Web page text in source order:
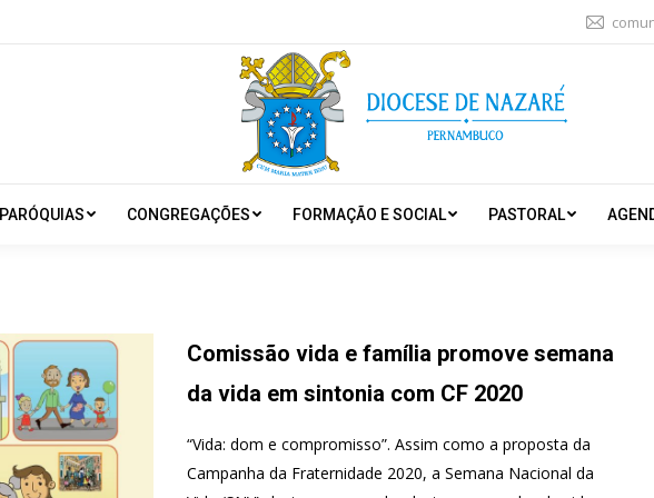
PARÓQUIAS CONGREGAÇÕES FORMAÇÃO E SOCIAL PASTORAL
Comissão vida e família promove semana
da vida em sintonia com CF 2020
“Vida: dom e compromisso”. Assim como a proposta da
Campanha da Fraternidade 2020, a Semana Nacional da